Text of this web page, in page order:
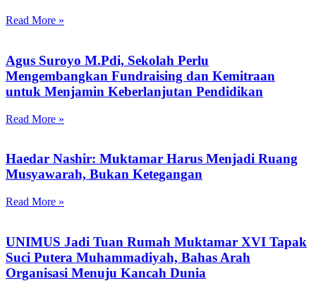
Read More »
Agus Suroyo M.Pdi, Sekolah Perlu
Mengembangkan Fundraising dan Kemitraan
untuk Menjamin Keberlanjutan Pendidikan
Read More »
Haedar Nashir: Muktamar Harus Menjadi Ruang
Musyawarah, Bukan Ketegangan
Read More »
UNIMUS Jadi Tuan Rumah Muktamar XVI Tapak
Suci Putera Muhammadiyah, Bahas Arah
Organisasi Menuju Kancah Dunia